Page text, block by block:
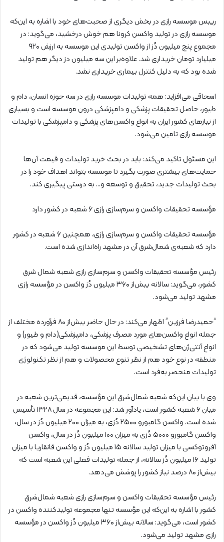
رییس موسسه رازی در بخش دیگری از صحبت‌های خود با اشاره به این‌که
موسسه رازی در تولید واکسن کرونا هم خوش درخشید، می‌گوید: در
مجموع پنج میلیون دُز از واکسن تولیدی این موسسه به ارزش ۹۲۰
میلیارد تومان خریداری شد. علاوه‌بر این سه میلیون دز دیگر هم تولید
شده بود که به دلیل کنترل بیماری خریداری نشد.
اسحاقی می‌افزاید: همه تولیدات موسسه رازی در سه حوزه انسان، دام و
طیور، حاصل تحقیقات پزشکی و دامپزشکی درون موسسه است و بسیاری
از نیازهای کشور ایران به انواع واکسن‌های پزشکی و دامپزشکی با تولیدات
موسسه رازی تامین می‌شود.
این مسئول تاکید می‌کند: باید در بحث خرید تولیدات و قیمت آن‌ها
حمایت‌های بیشتری صورت بگیرد تا موسسه بتواند اهداف خود را در
بحث تولیدات جدید، تحقیق و توسعه و… به درستی پیگیری کند.
مؤسسه تحقیقات واکسن و سرم‌سازی رازی ۶ شعبه در کشور دارد
مؤسسه تحقیقات واکسن و سرم‌سازی رازی، همچنین ۶ شعبه در کشور
دارد که شعبه‌ی شمال‌شرق آن در مشهد راه‌اندازی شده است.
رئیس مؤسسه تحقیقات واکسن و سرم‌سازی رازی شعبه شمال شرق
کشور، می‌گوید: سالانه بیش‌از ۳۶۰ میلیون دُز واکسن در مؤسسه رازی
مشهد تولید می‌شود.
“حمیدرضا فرزین” اظهار می‌کند: در حال حاضر بیش‌از ۸۰ فرآورده مختلف از
جمله انواع واکسن‌های مورد مصرف پزشکی، دامپزشکی(دام و طیور) و
انواع آنتی‌ژن‌های تشخیصی توسط این موسسه تولید می‌شود که در
منطقه در نوع خود هم از نظر تنوع محصولات و هم از نظر تکنولوژی
تولیدات منحصر به‌فرد است.
وی با بیان این‌که شعبه شمال‌شرق این مؤسسه، قدیمی‌ترین شعبه در
میان ۶ شعبه کشور است، یادآور شد: این مجموعه در سال ۱۳۲۸ تأسیس
شده است. واکسن گامبورو ۲۵۰۰ دُزی، به میزان ۲۰۰ میلیون دُز در سال،
واکسن گامبورو ۵۰۰۰ دُزی به میزان ۱۰۰ میلیون دُز در سال، واکسن
آفروتوکسی با میزان تولید سالانه ۱۵ میلیون دُز و واکسن قانقاریا با میزان
تولید ۱۶ میلیون دُز سالانه، از جمله تولیدات فعلی این شعبه است که
بیش‌از ۸۰ درصد نیاز کشور را پوشش می‌دهد.
رئیس مؤسسه تحقیقات واکسن و سرم‌سازی رازی شعبه شمال‌شرق
کشور با اشاره به این‌که این مؤسسه تنها مجموعه تولیدکننده واکسن در
کشور است، می‌گوید: سالانه بیش‌از ۳۶۰ میلیون دُز واکسن در مؤسسه
رازی مشهد تولید می‌شود.